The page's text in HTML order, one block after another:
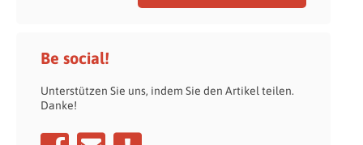
Be social!
Unterstützen Sie uns, indem Sie den Artikel teilen.
Danke!